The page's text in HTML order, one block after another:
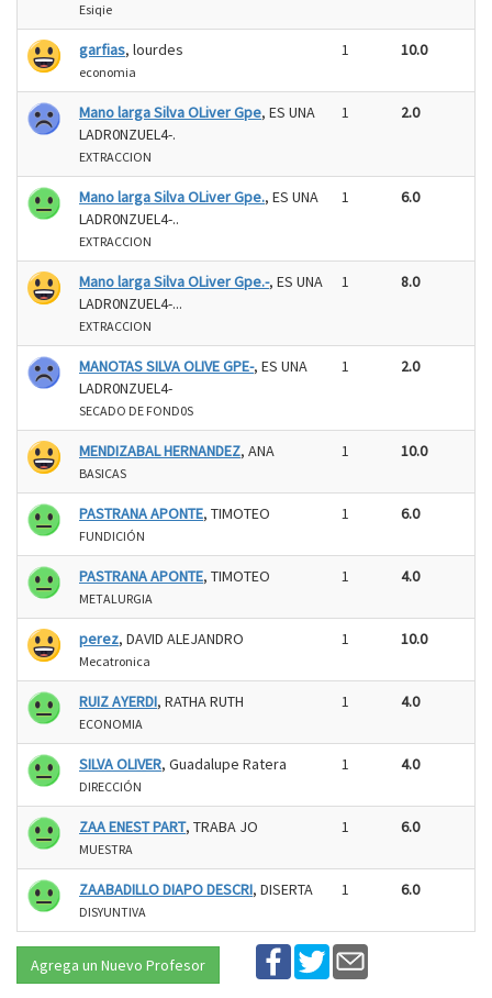
Esiqie
garfias, lourdes
economia
1 10.0
Mano larga Silva OLiver Gpe, ES UNA
LADR0NZUEL4-.
EXTRACCION
1 2.0
Mano larga Silva OLiver Gpe., ES UNA
LADR0NZUEL4-..
EXTRACCION
1 6.0
Mano larga Silva OLiver Gpe.-, ES UNA
LADR0NZUEL4-...
EXTRACCION
1 8.0
MANOTAS SILVA OLIVE GPE-, ES UNA
LADR0NZUEL4-
SECADO DE FOND0S
1 2.0
MENDIZABAL HERNANDEZ, ANA
BASICAS
1 10.0
PASTRANA APONTE, TIMOTEO
FUNDICIÓN
1 6.0
PASTRANA APONTE, TIMOTEO
METALURGIA
1 4.0
perez, DAVID ALEJANDRO
Mecatronica
1 10.0
RUIZ AYERDI, RATHA RUTH
ECONOMIA
1 4.0
SILVA OLIVER, Guadalupe Ratera
DIRECCIÓN
1 4.0
ZAA ENEST PART, TRABA JO
MUESTRA
1 6.0
ZAABADILLO DIAPO DESCRI, DISERTA
DISYUNTIVA
1 6.0
Agrega un Nuevo Profesor